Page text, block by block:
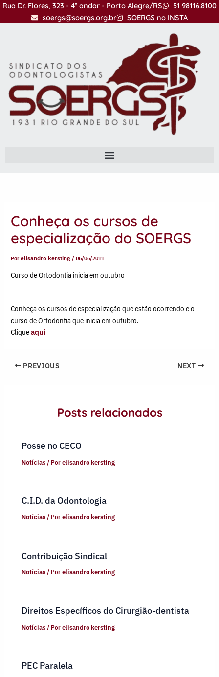
IrRua Dr. Flores, 323 - 4º andar - Porto Alegre/RS
51 98116.8100
soergs@soergs.org.br
SOERGS no INSTA
Conheça os cursos de
especialização do SOERGS
Porelisandro kersting /06/06/2011
Curso de Ortodontia inicia em outubro
Conheça os cursos de especialização que estão ocorrendo e o
curso de Ortodontia que inicia em outubro.
Cliqueaqui
PREVIOUS NEXT
Posts relacionados
Posse no CECO
Notícias/ Porelisandro kersting
C.I.D. da Odontologia
Notícias/ Porelisandro kersting
Contribuição Sindical
Notícias/ Porelisandro kersting
Direitos Específicos do Cirurgião-dentista
Notícias/ Porelisandro kersting
PEC Paralela